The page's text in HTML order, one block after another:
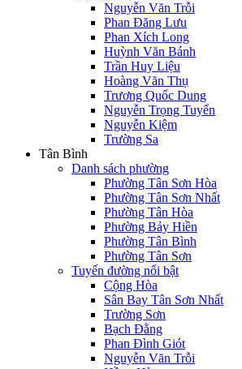
Nguyễn Văn Trỗi
Phan Đăng Lưu
Phan Xích Long
Huỳnh Văn Bánh
Trần Huy Liệu
Hoàng Văn Thụ
Trương Quốc Dung
Nguyễn Trọng Tuyển
Nguyễn Kiệm
Trường Sa
Tân Bình
Danh sách phường
Phường Tân Sơn Hòa
Phường Tân Sơn Nhất
Phường Tân Hòa
Phường Bảy Hiền
Phường Tân Bình
Phường Tân Sơn
Tuyến đường nổi bật
Cộng Hòa
Sân Bay Tân Sơn Nhất
Trường Sơn
Bạch Đằng
Phan Đình Giót
Nguyễn Văn Trỗi